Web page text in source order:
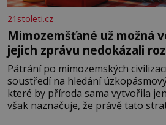
21stoleti.cz
Mimozemšťané už možná
jejich zprávu nedokázali
Pátrání po mimozemských
soustředí na hledání
které by příroda sama vytvořila
však naznačuje, že právě tato